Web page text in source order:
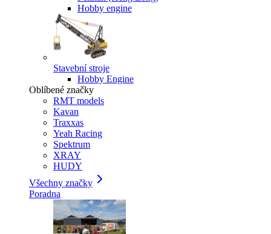
Hobby engine
Stavební stroje
Hobby Engine
Oblíbené značky
RMT models
Kavan
Traxxas
Yeah Racing
Spektrum
XRAY
HUDY
Všechny značky
Poradna